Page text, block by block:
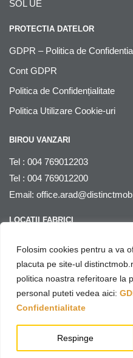
Folosim cookies pentru a va
placuta pe site-ul
politica noastra referitoare la
personal puteti vedea aici:
Confidentialitate
Respinge
SOL UE
PROTECTIA DATELOR
GDPR – Politica de
Cont GDPR
Politica de Confidențialitate
Politica Utilizare Cookie-uri
BIROU VANZARI
Tel : 004 769012203
Tel : 004 769012200
Email:
LOCATII FABRICI
Romania
© Distinctmob 2020
Website & SEO byNetring